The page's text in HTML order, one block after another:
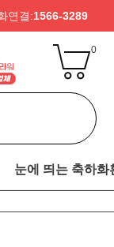
연결:1566-3289
0
눈에 띄는 축하화